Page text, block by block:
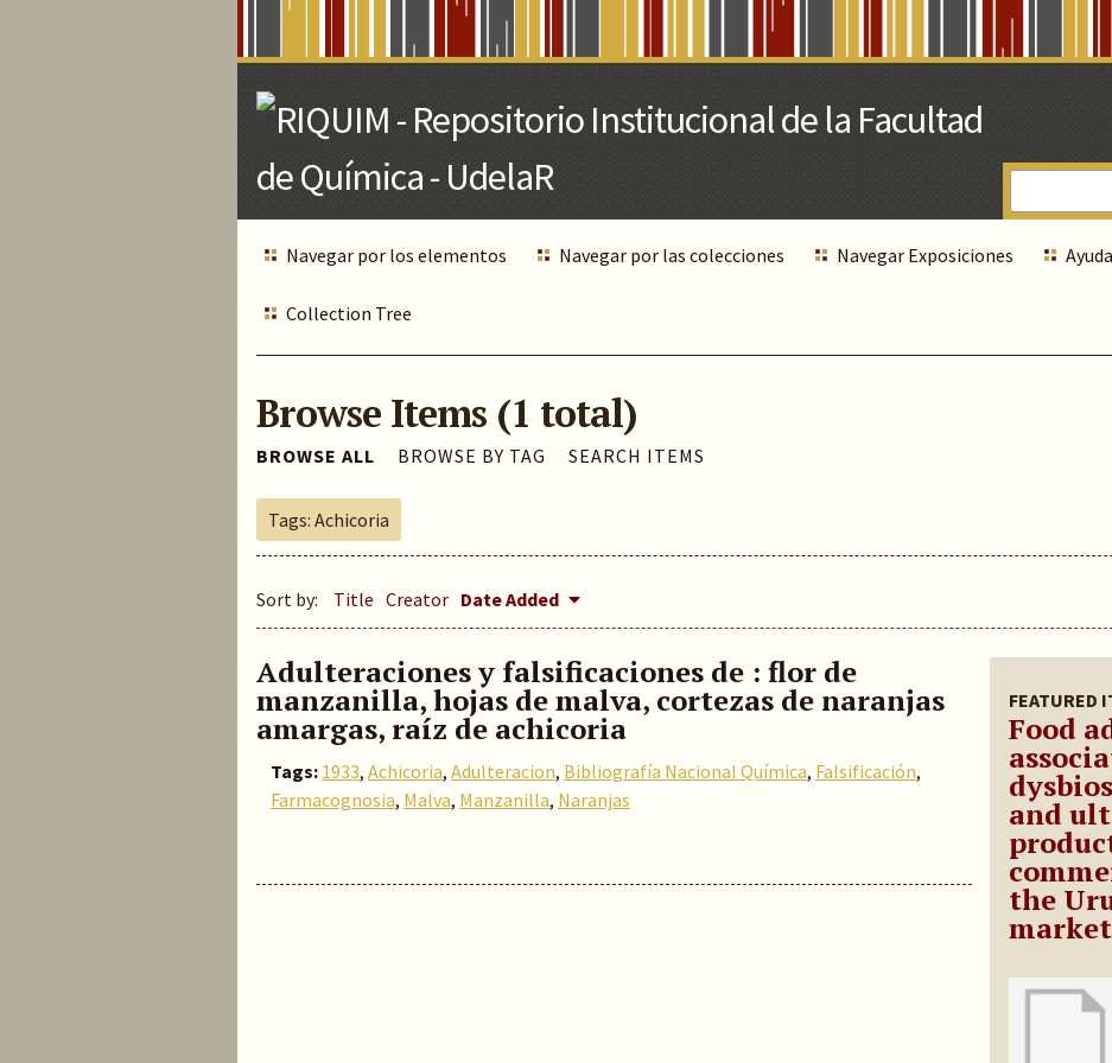
Navegar por los elementos Navegar por las colecciones Navegar Exposiciones Ayuda
Collection Tree
Browse Items (1 total)
BROWSE ALL BROWSE BY TAG SEARCH ITEMS
Tags: Achicoria
Sort by: Title Creator Date Added
FEATURED
Food
and
the
market
Adulteraciones y falsificaciones de : flor de
manzanilla, hojas de malva, cortezas de naranjas
amargas, raíz de achicoria
Tags: 1933, Achicoria, Adulteracion, Bibliografía Nacional Química, Falsificación,
Farmacognosia, Malva, Manzanilla, Naranjas